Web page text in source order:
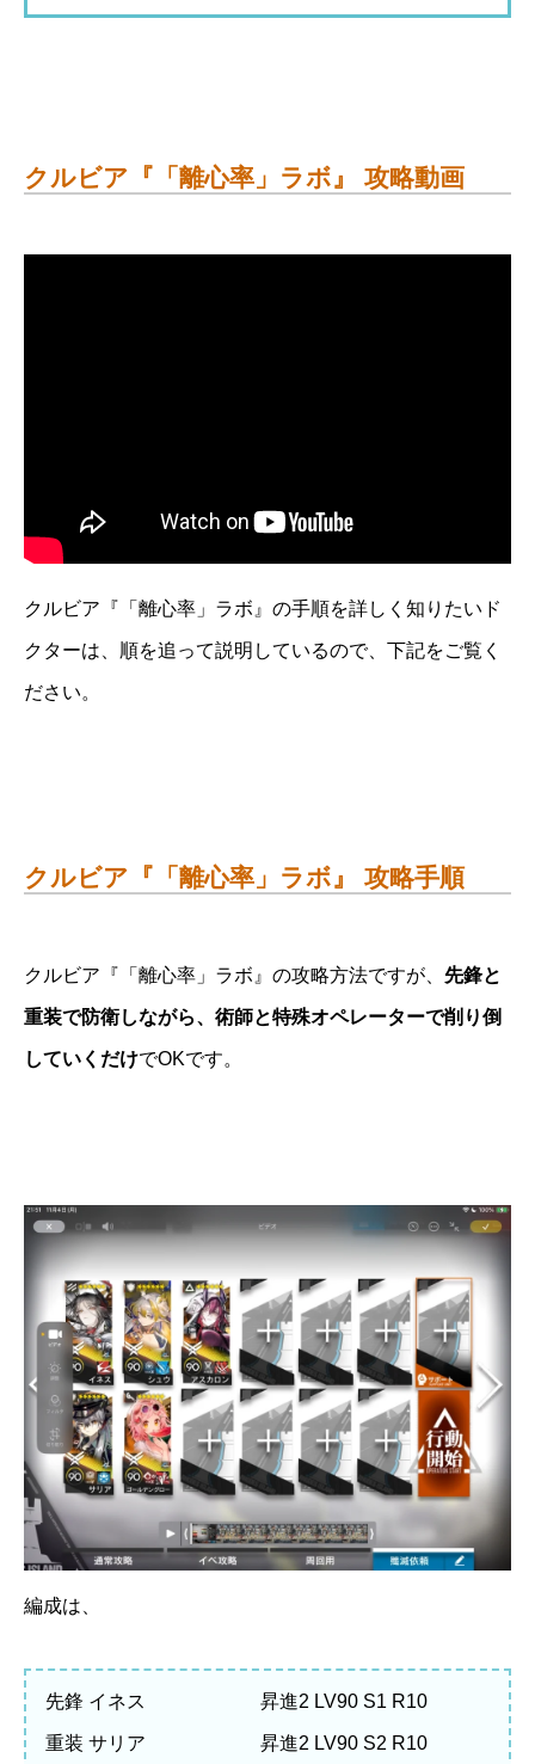
クルビア『「離心率」ラボ』 攻略動画
クルビア『「離心率」ラボ』の手順を詳しく知りたいド
クターは、順を追って説明しているので、下記をご覧く
ださい。
クルビア『「離心率」ラボ』 攻略手順
クルビア『「離心率」ラボ』の攻略方法ですが、 先鋒と
重装で防衛しながら、術師と特殊オペレーターで削り倒
していくだけでOKです。
編成は、
先鋒 イネス 昇進2 LV90 S1 R10
重装 サリア 昇進2 LV90 S2 R10